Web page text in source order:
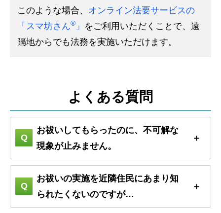
このような場合、 オンライン法要サービスの
「スマ坊さん® 」 をご利用いただくことで、遠
隔地からでも法務を実施いただけます。
よくある質問
お祓いしてもらったのに、不可解な
現象が止みません。
お祓いの実施を近隣住民にあまり知
られたくないのですが…